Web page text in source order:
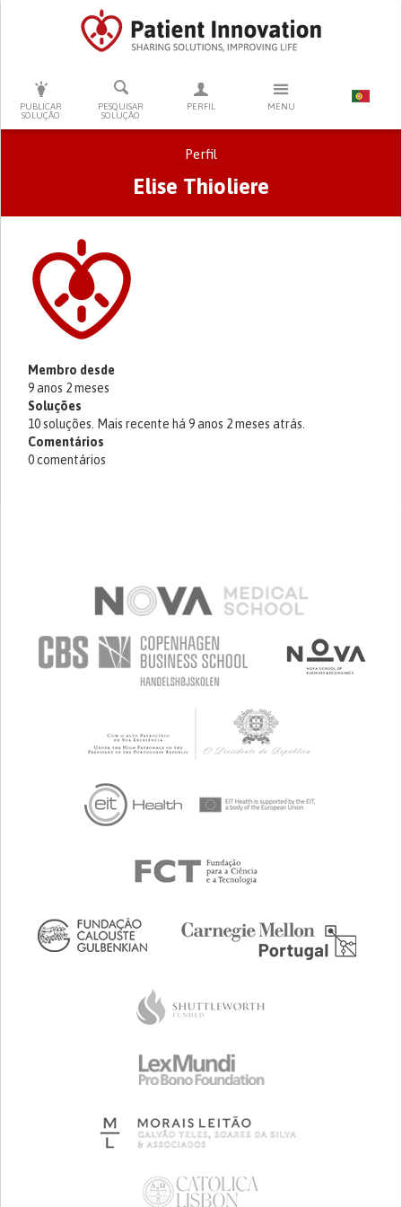
PUBLICAR
SOLUÇÃO
PESQUISAR
SOLUÇÃO
PERFIL MENU
PRESSIONE ENTER PARA PESQUISAR
Perfil
Elise Thioliere
Separadores primários
Membro desde
9 anos 2 meses
Soluções
10 soluções. Mais recente há 9 anos 2 meses atrás.
Comentários
0 comentários